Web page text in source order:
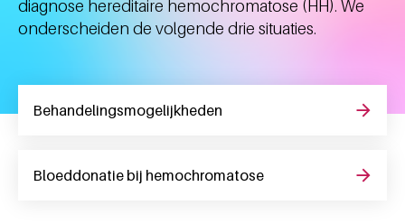
diagnose hereditaire hemochromatose (HH). We
onderscheiden de volgende drie situaties.
Behan­de­lings­mo­ge­lijk­heden
Bloeddonatie bij hemochromatose